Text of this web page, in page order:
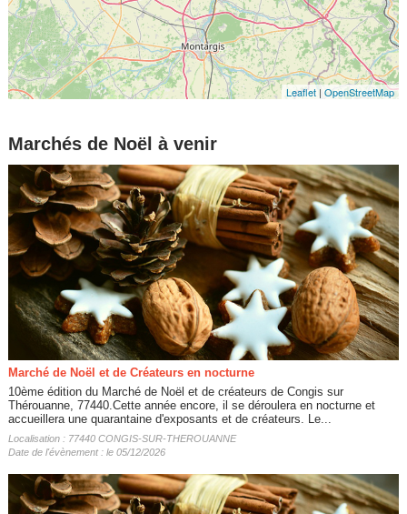
Leaflet |OpenStreetMap
Marchés de Noël à venir
Marché de Noël et de Créateurs en nocturne
10ème édition du Marché de Noël et de créateurs de Congis sur
Thérouanne, 77440.Cette année encore, il se déroulera en nocturne et
accueillera une quarantaine d'exposants et de créateurs. Le...
Localisation : 77440 CONGIS-SUR-THEROUANNE
Date de l'évènement : le 05/12/2026